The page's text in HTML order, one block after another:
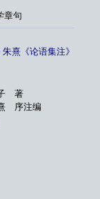
章句
朱熹《论语集注》
著
序注编